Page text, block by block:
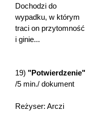
Dochodzi do
wypadku, w którym
traci on przytomność
i ginie...
19) "Potwierdzenie"
/5 min./ dokument
Reżyser: Arczi